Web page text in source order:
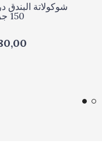
شوكولاتة
150 جرام